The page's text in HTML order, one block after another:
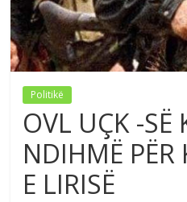
Politikë
OVL UÇK -SË
NDIHMË PËR
E LIRISË